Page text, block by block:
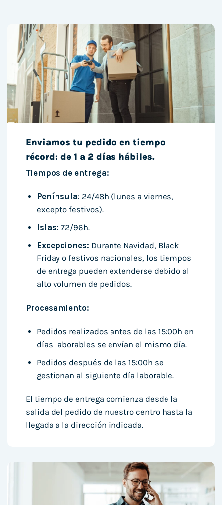
Enviamos tu pedido en tiempo
récord: de 1 a 2 días hábiles.
Tiempos de entrega:
Península: 24/48h (lunes a viernes,
excepto festivos).
Islas: 72/96h.
Excepciones: Durante Navidad, Black
Friday o festivos nacionales, los tiempos
de entrega pueden extenderse debido al
alto volumen de pedidos.
Procesamiento:
Pedidos realizados antes de las 15:00h en
días laborables se envían el mismo día.
Pedidos después de las 15:00h se
gestionan al siguiente día laborable.
El tiempo de entrega comienza desde la
salida del pedido de nuestro centro hasta la
llegada a la dirección indicada.